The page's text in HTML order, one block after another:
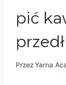
pić
PrzezYarna